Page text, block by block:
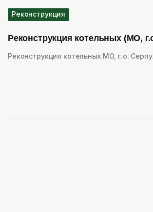
Реконструкция
Реконструкция котельных (МО,
Реконструкция котельных МО, г.о.